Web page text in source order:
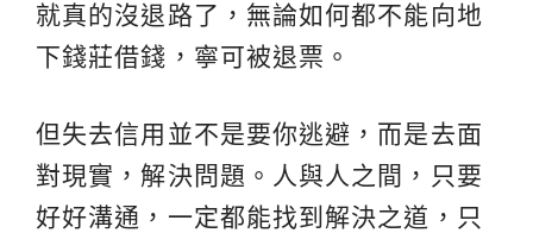
就真的沒退路了，無論如何都不能向地
下錢莊借錢，寧可被退票。
但失去信用並不是要你逃避，而是去面
對現實，解決問題。人與人之間，只要
好好溝通，一定都能找到解決之道，只